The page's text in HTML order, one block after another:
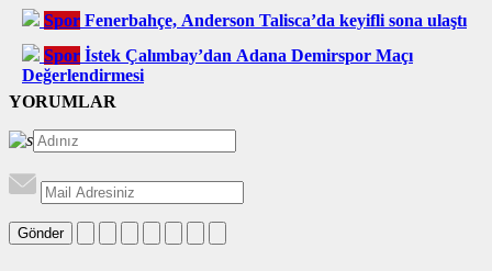
Spor Fenerbahçe, Anderson Talisca’da keyifli sona ulaştı
Spor İstek Çalımbay’dan Adana Demirspor Maçı
Değerlendirmesi
YORUMLAR
Gönder